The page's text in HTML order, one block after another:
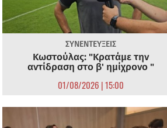
ΣΥΝΕΝΤΕΥΞΕΙΣ
Κωστούλας: "Κρατάμε την
αντίδραση στο β' ημίχρονο "
01/08/2026 | 15:00